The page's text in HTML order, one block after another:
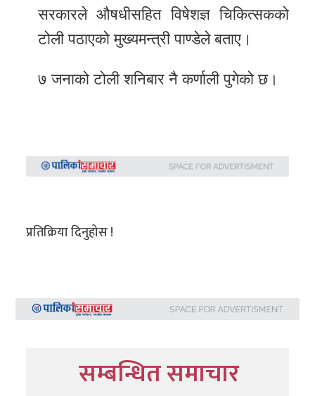
सरकारले औषधीसहित विषेशज्ञ चिकित्सकको
टोली पठाएको मुख्यमन्त्री पाण्डेले बताए।
७ जनाको टोली शनिबार नै कर्णाली पुगेको छ।
प्रतिक्रिया दिनुहोस !
सम्बन्धित समाचार